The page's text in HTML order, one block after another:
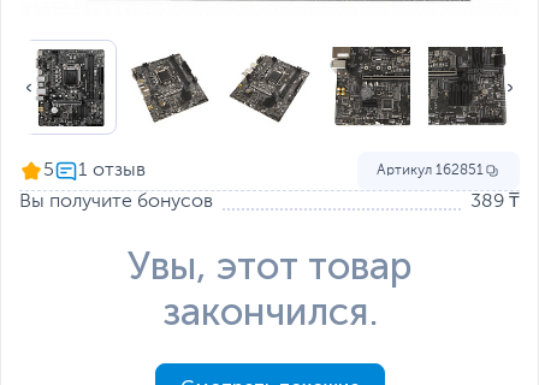
5 Артикул 162851
Вы получите бонусов 389 ₸
Увы, этот товар
закончился.